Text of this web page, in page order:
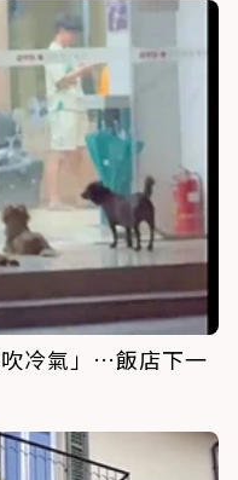
冷氣」…飯店下一